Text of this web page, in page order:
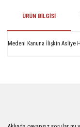
ÜRÜN BILGISI
Medeni Kanuna İlişkin Asliye